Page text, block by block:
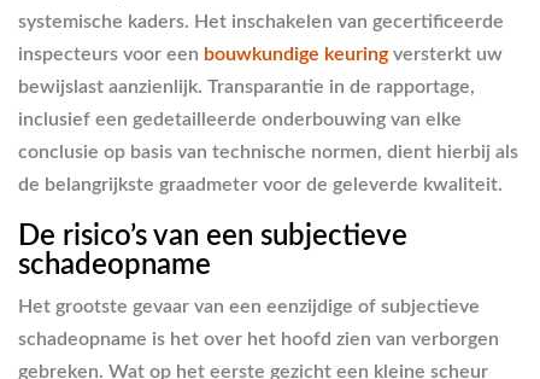
systemische kaders. Het inschakelen van gecertificeerde
inspecteurs voor een bouwkundige keuring versterkt uw
bewijslast aanzienlijk. Transparantie in de rapportage,
inclusief een gedetailleerde onderbouwing van elke
conclusie op basis van technische normen, dient hierbij als
de belangrijkste graadmeter voor de geleverde kwaliteit.
De risico’s van een subjectieve
schadeopname
Het grootste gevaar van een eenzijdige of subjectieve
schadeopname is het over het hoofd zien van verborgen
gebreken. Wat op het eerste gezicht een kleine scheur